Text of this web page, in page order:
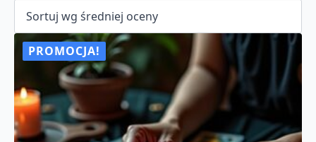
oceny
PROMOCJA!